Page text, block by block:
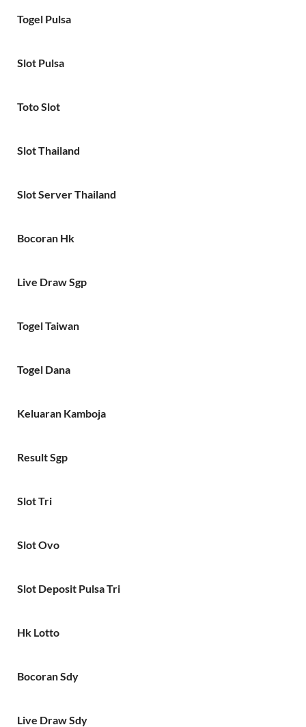
Togel Pulsa
Slot Pulsa
Toto Slot
Slot Thailand
Slot Server Thailand
Bocoran Hk
Live Draw Sgp
Togel Taiwan
Togel Dana
Keluaran Kamboja
Result Sgp
Slot Tri
Slot Ovo
Slot Deposit Pulsa Tri
Hk Lotto
Bocoran Sdy
Live Draw Sdy